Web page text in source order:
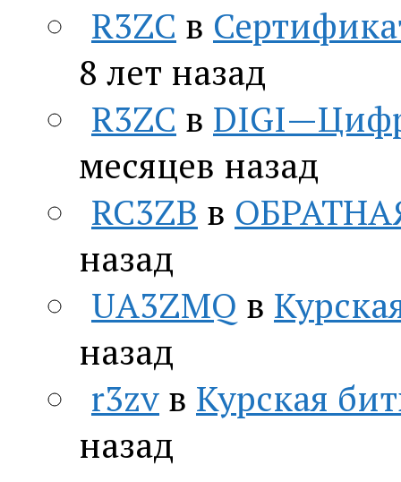
R3ZC в
8 лет назад
R3ZC в
месяцев назад
RC3ZB в
назад
UA3ZMQ в
назад
r3zv в Курская
назад